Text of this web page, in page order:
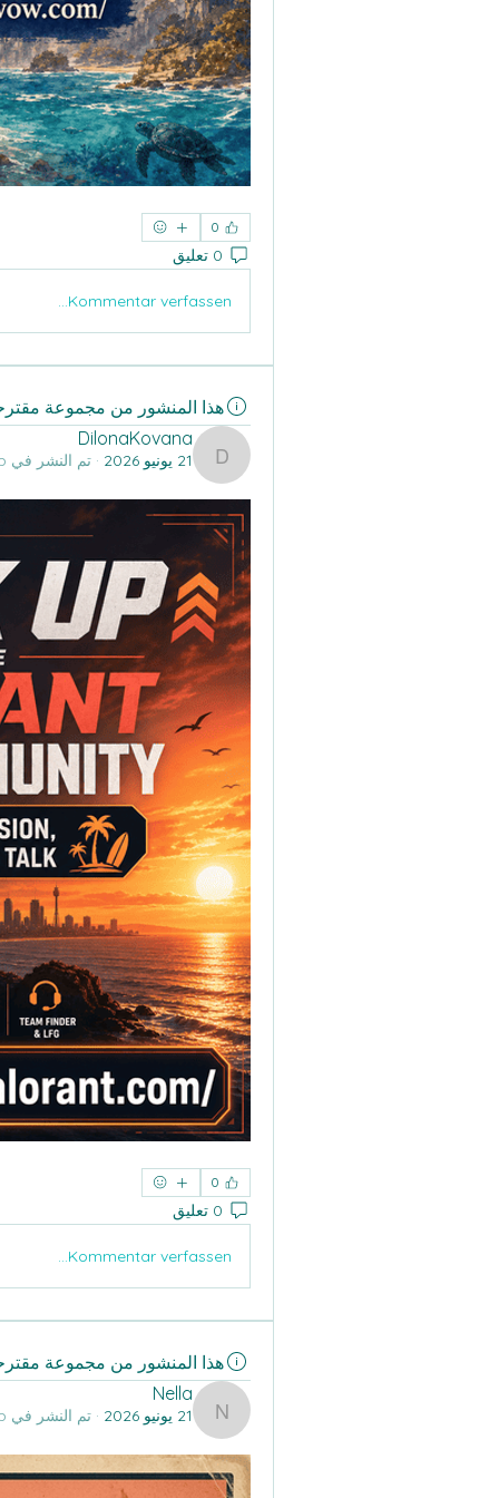
0
0 تعليق
Kommentar verfassen...
هذا المنشور من مجموعة
DilonaKovana
DilonaKovana
21 يونيو 2026 · تم النشر في
0
0 تعليق
Kommentar verfassen...
هذا المنشور من مجموعة
Nella
Nella
21 يونيو 2026 · تم النشر في